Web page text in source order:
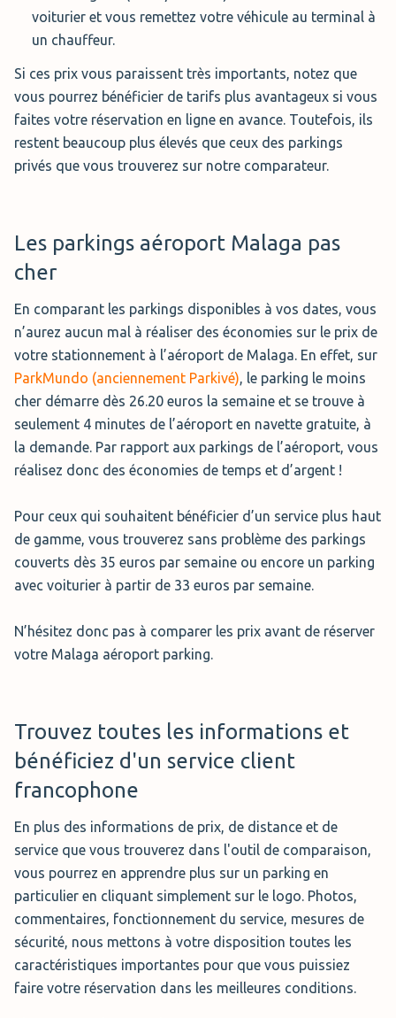
voiturier et vous remettez votre véhicule au terminal à
un chauffeur.
Si ces prix vous paraissent très importants, notez que
vous pourrez bénéficier de tarifs plus avantageux si vous
faites votre réservation en ligne en avance. Toutefois, ils
restent beaucoup plus élevés que ceux des parkings
privés que vous trouverez sur notre comparateur.
Les parkings aéroport Malaga pas
cher
En comparant les parkings disponibles à vos dates, vous
n’aurez aucun mal à réaliser des économies sur le prix de
votre stationnement à l’aéroport de Malaga. En effet, sur
ParkMundo (anciennement Parkivé), le parking le moins
cher démarre dès 26.20 euros la semaine et se trouve à
seulement 4 minutes de l’aéroport en navette gratuite, à
la demande. Par rapport aux parkings de l’aéroport, vous
réalisez donc des économies de temps et d’argent !
Pour ceux qui souhaitent bénéficier d’un service plus haut
de gamme, vous trouverez sans problème des parkings
couverts dès 35 euros par semaine ou encore un parking
avec voiturier à partir de 33 euros par semaine.
N’hésitez donc pas à comparer les prix avant de réserver
votre Malaga aéroport parking.
Trouvez toutes les informations et
bénéficiez d'un service client
francophone
En plus des informations de prix, de distance et de
service que vous trouverez dans l'outil de comparaison,
vous pourrez en apprendre plus sur un parking en
particulier en cliquant simplement sur le logo. Photos,
commentaires, fonctionnement du service, mesures de
sécurité, nous mettons à votre disposition toutes les
caractéristiques importantes pour que vous puissiez
faire votre réservation dans les meilleures conditions.